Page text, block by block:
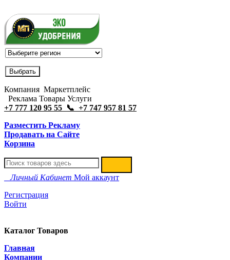
Компания Маркетплейс
Реклама Товары Услуги
+7 777 120 95 55 📞 +7 747 957 81 57
Разместить Рекламу
Продавать на Сайте
Корзина
Личный Кабинет Мой аккаунт
Регистрация
Войти
Каталог Товаров
Главная
Компании